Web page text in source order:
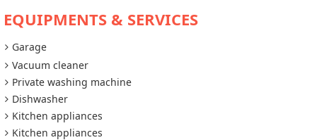
EQUIPMENTS & SERVICES
Garage
Vacuum cleaner
Private washing machine
Dishwasher
Kitchen appliances
Kitchen appliances